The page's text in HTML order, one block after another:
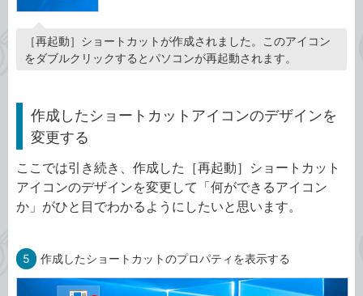
［再起動］ショートカットが作成されました。このアイコン
をダブルクリックするとパソコンが再起動されます。
作成したショートカットアイコンのデザインを
変更する
ここでは引き続き、作成した［再起動］ショートカット
アイコンのデザインを変更して「何ができるアイコン
か」がひと目でわかるようにしたいと思います。
5 作成したショートカットのプロパティを表示する